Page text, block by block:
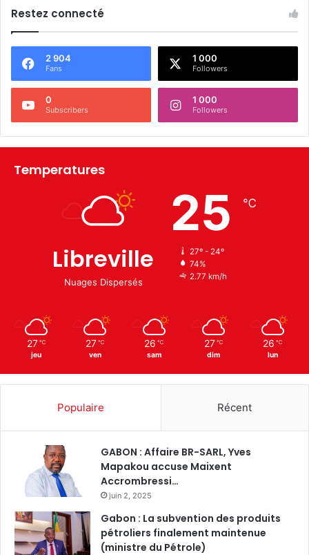
Restez connecté
2 904
Fans
1 000
Followers
0
Subscribers
1 000
Followers
Temperatures
Libreville
Nuages Dispersés
25 ℃
27º - 24º
74%
2.77 km/h
27 ℃
jeu
27 ℃
ven
26 ℃
sam
27 ℃
dim
26 ℃
lun
Populaire Récent
GABON : Affaire BR-SARL, Yves
Mapakou accuse Maixent
Accrombressi…
juin 2, 2025
Gabon : La subvention des produits
pétroliers finalement maintenue
(ministre du Pétrole)